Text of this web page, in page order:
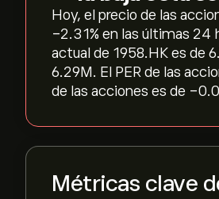
Hoy, el precio de las
‎-2.31‎% en las últimas 24
actual de 1958.HK es de
6.29M. El PER de las
de las acciones es de -
Métricas clave